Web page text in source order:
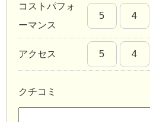
コストパフォ
ーマンス
5 4
アクセス 5 4
クチコミ